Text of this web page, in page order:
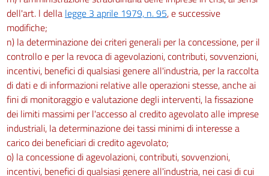
dell'art. l della legge 3 aprile 1979, n. 95, e successive
modifiche;
n) la determinazione dei criteri generali per la concessione, per il
controllo e per la revoca di agevolazioni, contributi, sovvenzioni,
incentivi, benefici di qualsiasi genere all'industria, per la raccolta
di dati e di informazioni relative alle operazioni stesse, anche ai
fini di monitoraggio e valutazione degli interventi, la fissazione
dei limiti massimi per l'accesso al credito agevolato alle imprese
industriali, la determinazione dei tassi minimi di interesse a
carico dei beneficiari di credito agevolato;
o) la concessione di agevolazioni, contributi, sovvenzioni,
incentivi, benefici di qualsiasi genere all'industria, nei casi di cui